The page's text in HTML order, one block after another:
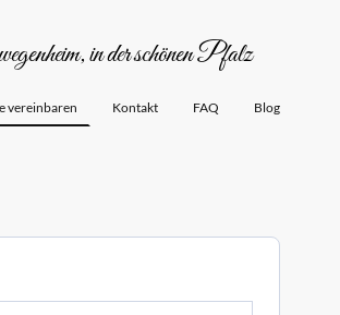
in der schönen Pfalz
vereinbaren Kontakt FAQ Blog